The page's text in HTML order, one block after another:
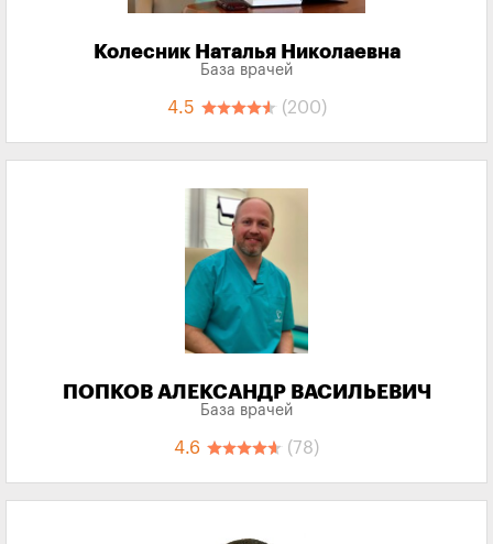
Колесник Наталья Николаевна
База врачей
4.5 (200)
ПОПКОВ АЛЕКСАНДР ВАСИЛЬЕВИЧ
База врачей
4.6 (78)